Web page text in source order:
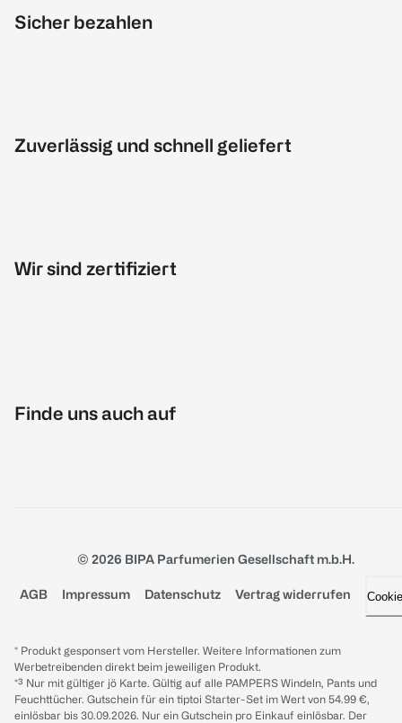
Sicher bezahlen
Zuverlässig und schnell geliefert
Wir sind zertifiziert
Finde uns auch auf
© 2026 BIPA Parfumerien Gesellschaft m.b.H.
AGB Impressum Datenschutz Vertrag widerrufen
* Produkt gesponsert vom Hersteller. Weitere Informationen zum
Werbetreibenden direkt beim jeweiligen Produkt.
*³ Nur mit gültiger jö Karte. Gültig auf alle PAMPERS Windeln, Pants und
Feuchttücher. Gutschein für ein tiptoi Starter-Set im Wert von 54.99 €,
einlösbar bis 30.09.2026. Nur ein Gutschein pro Einkauf einlösbar. Der